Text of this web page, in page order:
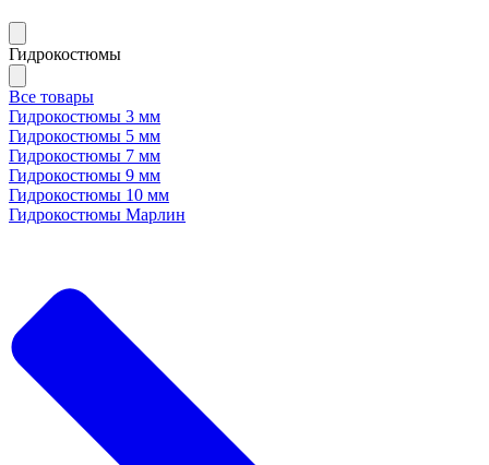
Гидрокостюмы
Все товары
Гидрокостюмы 3 мм
Гидрокостюмы 5 мм
Гидрокостюмы 7 мм
Гидрокостюмы 9 мм
Гидрокостюмы 10 мм
Гидрокостюмы Марлин